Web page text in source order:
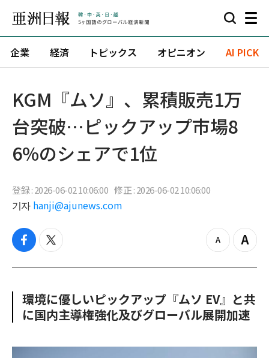
企業 経済 トピックス オピニオン AI PICK
KGM『ムソ』、累積販売1万
台突破…ピックアップ市場8
6%のシェアで1位
登録 : 2026-06-02 10:06:00 修正 : 2026-06-02 10:06:00
기자 hanji@ajunews.com
f
c
o
o
t
i
e
r
z
o
u
t
Z
o
n
環境に優しいピックアップ『ムソ EV』と共
に国内主導権強化及びグローバル展開加速